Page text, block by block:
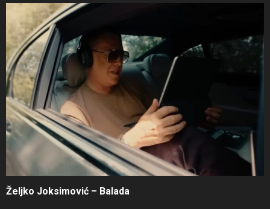
Željko Joksimović – Balada